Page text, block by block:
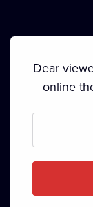
Dear
online